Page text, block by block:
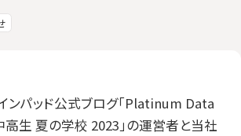
ンパッド公式ブログ「Platinum Data
高生 夏の学校 2023」の運営者と当社